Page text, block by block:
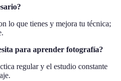
lo que tienes y mejora tu técnica;
para aprender fotografía?
regular y el estudio constante